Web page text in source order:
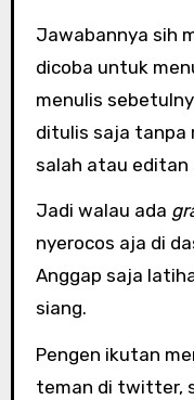
Jawabannya sih
dicoba untuk
menulis
ditulis saja tanpa
salah atau editan
Jadi walau ada
nyerocos aja di
Anggap saja
siang.
Pengen ikutan
teman di twitter,